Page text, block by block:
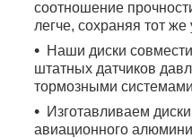
соотношение
легче, сохраняя тот же
Наши диски
штатных датчиков
тормозными
Изготавливаем
авиационного